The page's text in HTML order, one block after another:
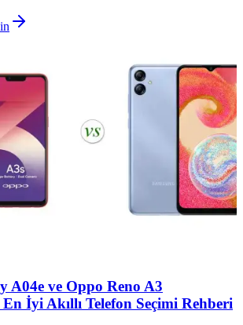
A04e ve Oppo Reno A3
En İyi Akıllı Telefon Seçimi Rehberi